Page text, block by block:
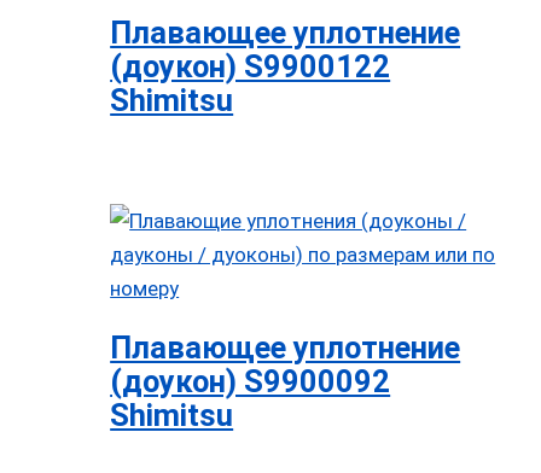
Плавающее уплотнение
(доукон) S9900122
Shimitsu
Плавающее уплотнение
(доукон) S9900092
Shimitsu